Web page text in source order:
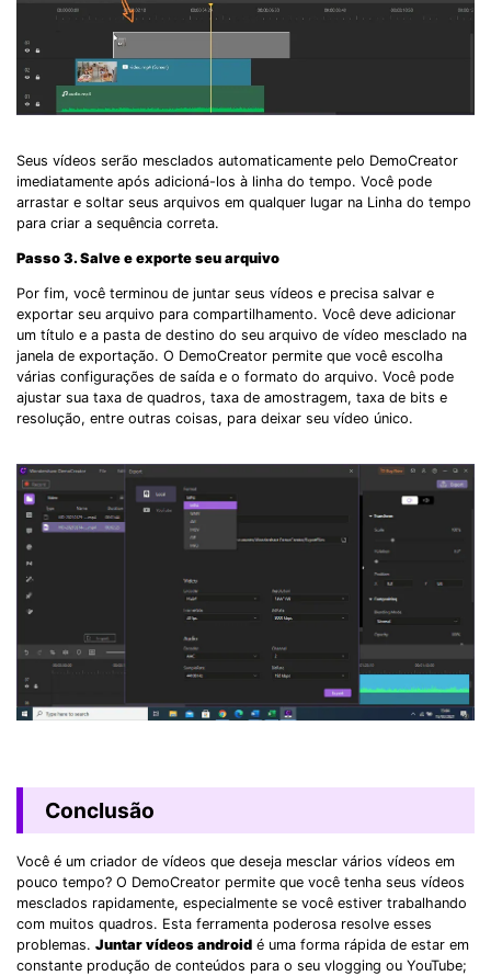
Seus vídeos serão mesclados automaticamente pelo DemoCreator
imediatamente após adicioná-los à linha do tempo. Você pode
arrastar e soltar seus arquivos em qualquer lugar na Linha do tempo
para criar a sequência correta.
Passo 3. Salve e exporte seu arquivo
Por fim, você terminou de juntar seus vídeos e precisa salvar e
exportar seu arquivo para compartilhamento. Você deve adicionar
um título e a pasta de destino do seu arquivo de vídeo mesclado na
janela de exportação. O DemoCreator permite que você escolha
várias configurações de saída e o formato do arquivo. Você pode
ajustar sua taxa de quadros, taxa de amostragem, taxa de bits e
resolução, entre outras coisas, para deixar seu vídeo único.
Conclusão
Você é um criador de vídeos que deseja mesclar vários vídeos em
pouco tempo? O DemoCreator permite que você tenha seus vídeos
mesclados rapidamente, especialmente se você estiver trabalhando
com muitos quadros. Esta ferramenta poderosa resolve esses
problemas. Juntar vídeos android é uma forma rápida de estar em
constante produção de conteúdos para o seu vlogging ou YouTube;